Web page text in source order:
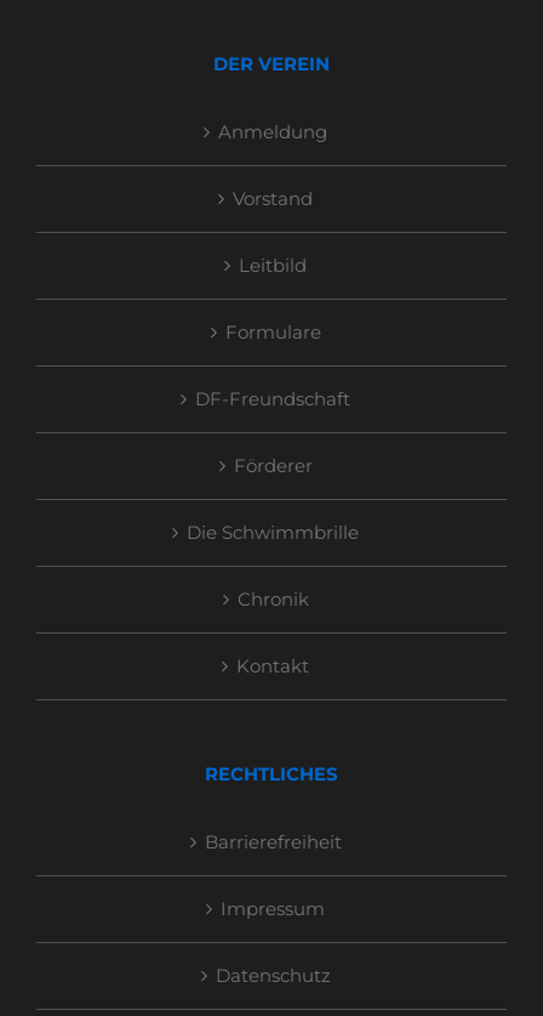
DER VEREIN
Anmeldung
Vorstand
Leitbild
Formulare
DF-Freundschaft
Förderer
Die Schwimmbrille
Chronik
Kontakt
RECHTLICHES
Barrierefreiheit
Impressum
Datenschutz